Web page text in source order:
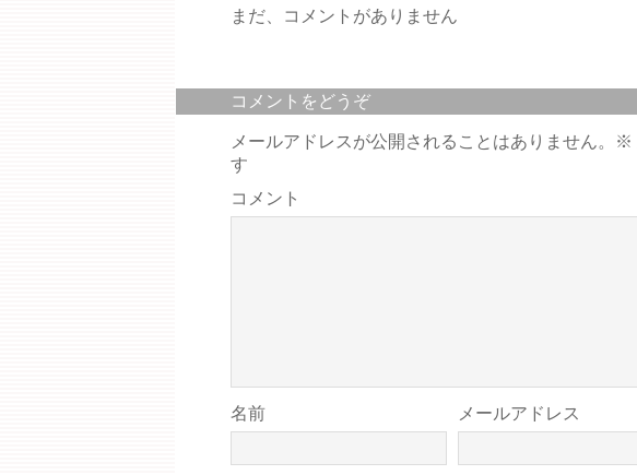
まだ、コメントがありません
コメントをどうぞ
メールアドレスが公開されることはありません。 ※
す
コメント
名前 メールアドレス